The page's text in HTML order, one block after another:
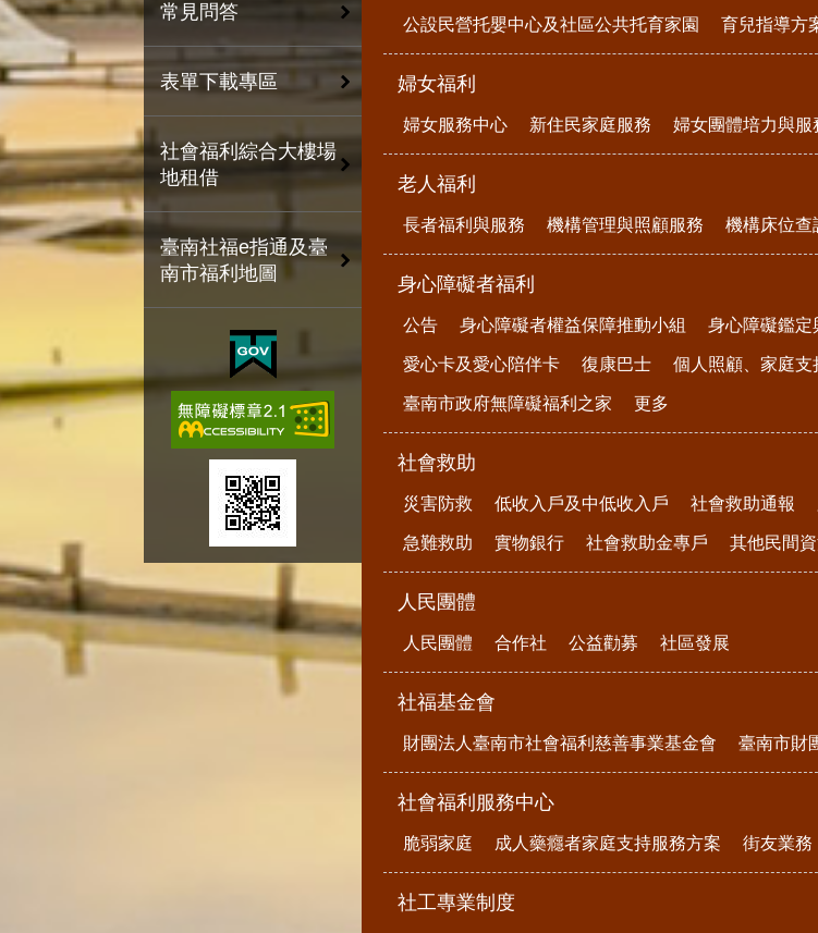
常見問答
表單下載專區
社會福利綜合大樓場
地租借
臺南社福e指通及臺
南市福利地圖
公設民營托嬰中心及社區公共托育家園 育兒指導方
婦女福利
婦女服務中心 新住民家庭服務 婦女團體培力與服
老人福利
長者福利與服務 機構管理與照顧服務 機構床位查
身心障礙者福利
公告 身心障礙者權益保障推動小組 身心障礙鑑定
愛心卡及愛心陪伴卡 復康巴士 個人照顧、家庭支
臺南市政府無障礙福利之家 更多
社會救助
災害防救 低收入戶及中低收入戶 社會救助通報
急難救助 實物銀行 社會救助金專戶 其他民間
人民團體
人民團體 合作社 公益勸募 社區發展
社福基金會
財團法人臺南市社會福利慈善事業基金會 臺南市財
社會福利服務中心
脆弱家庭 成人藥癮者家庭支持服務方案 街友業務
社工專業制度